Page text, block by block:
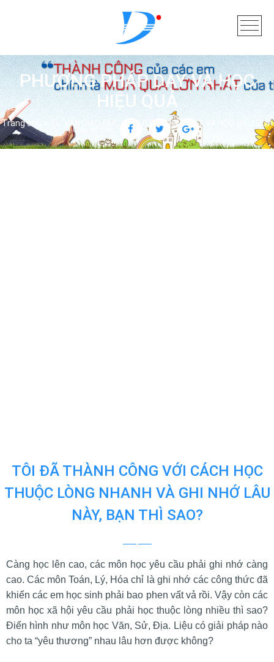
PHƯƠNG PHÁP DẠY VÀ HỌC
HIỆU QUẢ
Trang chủ TƯ VẤN GIÁO DỤC PHƯƠNG PHÁP DẠY VÀ HỌC HIỆU QUẢ
Chia sẻ trên:
TÔI ĐÃ THÀNH CÔNG VỚI CÁCH HỌC
THUỘC LÒNG NHANH VÀ GHI NHỚ LÂU
NÀY, BẠN THÌ SAO?
Càng học lên cao, các môn học yêu cầu phải ghi nhớ càng
cao. Các môn Toán, Lý, Hóa chỉ là ghi nhớ các công thức đã
khiến các em học sinh phải bao phen vất vả rồi. Vậy còn các
môn học xã hội yêu cầu phải học thuộc lòng nhiều thì sao?
Điển hình như môn học Văn, Sử, Địa. Liệu có giải pháp nào
cho ta “yêu thương” nhau lâu hơn được không?